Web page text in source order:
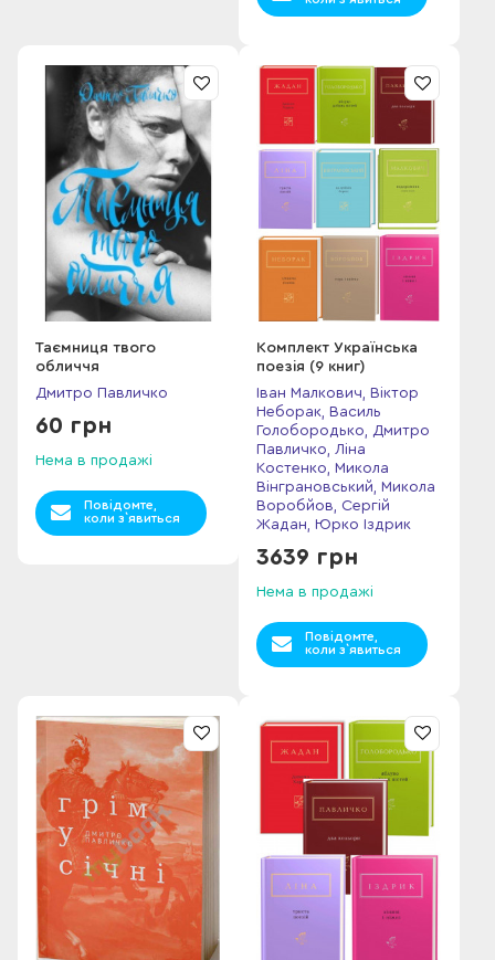
Таємниця твого
обличчя
Дмитро Павличко
60 грн
Нема в продажі
Повідомте,
коли з`явиться
Комплект Українська
поезія (9 книг)
Іван Малкович, Віктор
Неборак, Василь
Голобородько, Дмитро
Павличко, Ліна
Костенко, Микола
Вінграновський, Микола
Воробйов, Сергій
Жадан, Юрко Іздрик
3639 грн
Нема в продажі
Повідомте,
коли з`явиться